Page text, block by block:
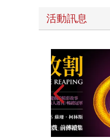
活動訊息
高功能倖存者